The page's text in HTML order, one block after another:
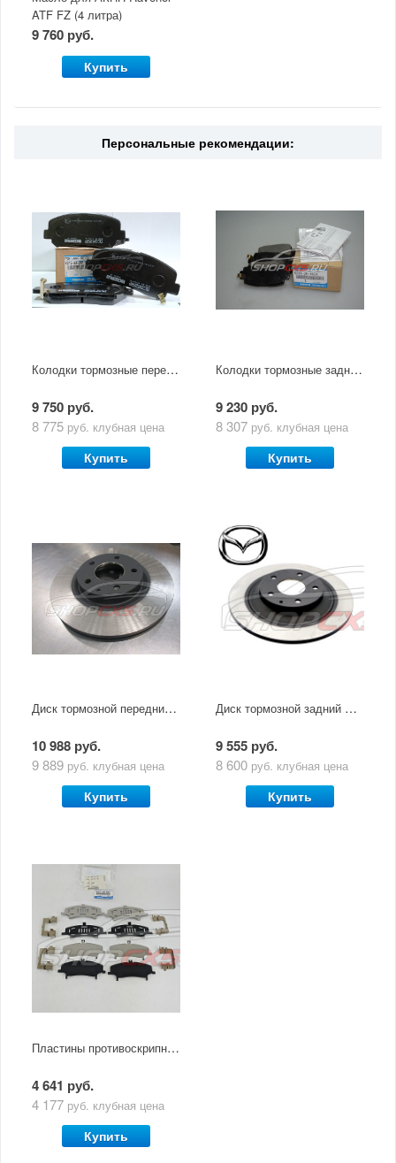
ATF FZ (4 литра)
9 760 руб.
Купить
Персональные рекомендации:
Колодки тормозные передние Mazda CX-5 (2011-по н.в)
9 750 руб.
8 775 руб. клубная цена
Купить
Колодки тормозные задние Mazda СХ-5 (2011-2015)
9 230 руб.
8 307 руб. клубная цена
Купить
Диск тормозной передний Мазда СХ-5 (2011-по н.в.)
10 988 руб.
9 889 руб. клубная цена
Купить
Диск тормозной задний Mazda СХ-5 (2011-по н.в) 1шт
9 555 руб.
8 600 руб. клубная цена
Купить
Пластины противоскрипные передних колодок Mazda CX-5 (2011-по н.в)
4 641 руб.
4 177 руб. клубная цена
Купить